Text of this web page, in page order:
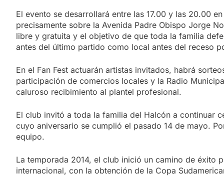
El evento se desarrollará entre las 17.00 y las 20.00
precisamente sobre la Avenida Padre Obispo Jorge
libre y gratuita y el objetivo de que toda la familia
antes del último partido como local antes del receso
En el Fan Fest actuarán artistas invitados, habrá
participación de comercios locales y la Radio
caluroso recibimiento al plantel profesional.
El club invitó a toda la familia del Halcón a continuar
cuyo aniversario se cumplió el pasado 14 de mayo.
equipo.
La temporada 2014, el club inició un camino de éxito
internacional, con la obtención de la Copa